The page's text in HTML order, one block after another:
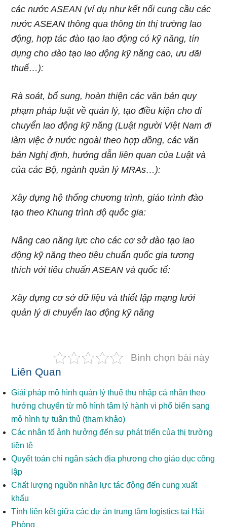
các nước ASEAN (ví dụ như kết nối cung cầu các
nước ASEAN thông qua thông tin thị trường lao
động, hợp tác đào tạo lao động có kỹ năng, tín
dụng cho đào tạo lao động kỹ năng cao, ưu đãi
thuế…):
Rà soát, bổ sung, hoàn thiện các văn bản quy
phạm pháp luật về quản lý, tạo điều kiện cho di
chuyển lao động kỹ năng (Luật người Việt Nam đi
làm việc ở nướcngoài theo hợp đồng, các văn
bản Nghị định, hướng dẫn liên quan của Luật và
của các Bộ, ngành quản lý MRAs…):
Xây dựng hệ thống chương trình, giáo trình đào
tạo theo Khung trình độ quốc gia:
Nâng cao năng lực cho các cơ sở đào tạo lao
động kỹ năng theo tiêu chuẩn quốc gia tương
thích với tiêu chuẩn ASEAN và quốc tế:
Xây dựng cơ sở dữ liệu và thiết lập mạng lưới
quản lý di chuyển lao động kỹ năng
Bình chọn bài này
Liên Quan
Giải pháp mô hình quản lý thuế thu nhập cá nhân theo
hướng chuyển từ mô hình tâm lý hành vi phổ biến sang
mô hình tự tuân thủ (tham khảo)
Các nhân tố ảnh hưởng đến sự phát triển của thị trường
tiền tệ
Quyết toán chi ngân sách địa phương cho giáo dục công
lập
Chất lượng nguồn nhân lực tác động đến cung xuất
khẩu
Tính liên kết giữa các dự án trung tâm logistics tại Hải
Phòng